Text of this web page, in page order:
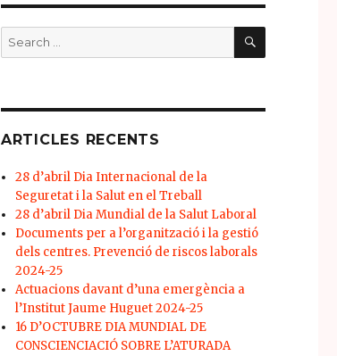
Search
for:
SEARCH
ARTICLES RECENTS
28 d’abril Dia Internacional de la
Seguretat i la Salut en el Treball
28 d’abril Dia Mundial de la Salut Laboral
Documents per a l’organització i la gestió
dels centres. Prevenció de riscos laborals
2024-25
Actuacions davant d’una emergència a
l’Institut Jaume Huguet 2024-25
16 D’OCTUBRE DIA MUNDIAL DE
CONSCIENCIACIÓ SOBRE L’ATURADA